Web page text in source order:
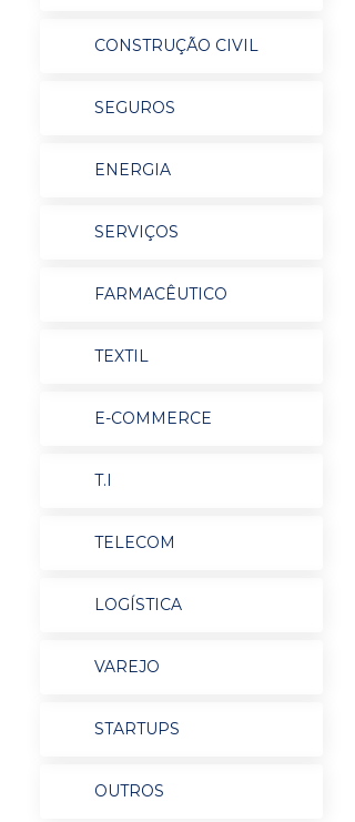
CONSTRUÇÃO CIVIL
SEGUROS
ENERGIA
SERVIÇOS
FARMACÊUTICO
TEXTIL
E-COMMERCE
T.I
TELECOM
LOGÍSTICA
VAREJO
STARTUPS
OUTROS